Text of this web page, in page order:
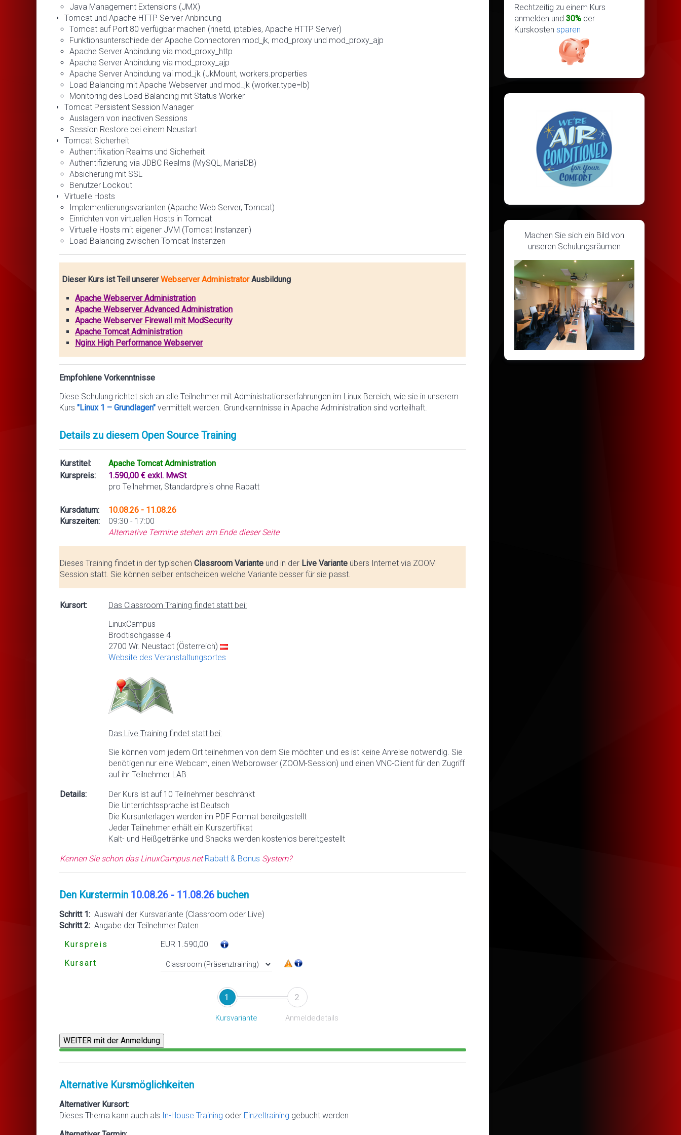
Java Management Extensions (JMX)
Tomcat und Apache HTTP Server Anbindung
Tomcat auf Port 80 verfügbar machen (rinetd, iptables, Apache HTTP Server)
Funktionsunterschiede der Apache Connectoren mod_jk, mod_proxy und mod_proxy_ajp
Apache Server Anbindung via mod_proxy_http
Apache Server Anbindung via mod_proxy_ajp
Apache Server Anbindung vai mod_jk (JkMount, workers.properties
Load Balancing mit Apache Webserver und mod_jk (worker.type=lb)
Monitoring des Load Balancing mit Status Worker
Tomcat Persistent Session Manager
Auslagern von inactiven Sessions
Session Restore bei einem Neustart
Tomcat Sicherheit
Authentifikation Realms und Sicherheit
Authentifizierung via JDBC Realms (MySQL, MariaDB)
Absicherung mit SSL
Benutzer Lockout
Virtuelle Hosts
Implementierungsvarianten (Apache Web Server, Tomcat)
Einrichten von virtuellen Hosts in Tomcat
Virtuelle Hosts mit eigener JVM (Tomcat Instanzen)
Load Balancing zwischen Tomcat Instanzen
Dieser Kurs ist Teil unsererWebserver AdministratorAusbildung
Apache Webserver Administration
Apache Webserver Advanced Administration
Apache Webserver Firewall mit ModSecurity
Apache Tomcat Administration
Nginx High Performance Webserver
Empfohlene Vorkenntnisse
Diese Schulung richtet sich an alle Teilnehmer mit Administrationserfahrungen im Linux Bereich, wie sie in unserem
Kurs "Linux 1 – Grundlagen" vermittelt werden. Grundkenntnisse in Apache Administration sind vorteilhaft.
Details zu diesem Open Source Training
Kurstitel:
Apache Tomcat Administration
Kurspreis:
1.590,00 € exkl. MwSt
pro Teilnehmer, Standardpreis ohne Rabatt
Kursdatum:
Kurszeiten:
10.08.26 - 11.08.26
09:30 - 17:00
Alternative Termine stehen am Ende dieser Seite
Dieses Training findet in der typischen Classroom Variante und in der Live Variante übers Internet via ZOOM
Session statt. Sie können selber entscheiden welche Variante besser für sie passt.
Kursort:
Das Classroom Training findet statt bei:
LinuxCampus
Brodtischgasse 4
2700 Wr. Neustadt (Österreich)
Website des Veranstaltungsortes
Das Live Training findet statt bei:
Sie können vom jedem Ort teilnehmen von dem Sie möchten und es ist keine Anreise notwendig. Sie
benötigen nur eine Webcam, einen Webbrowser (ZOOM-Session) und einen VNC-Client für den Zugriff
auf ihr Teilnehmer LAB.
Details:
Der Kurs ist auf 10 Teilnehmer beschränkt
Die Unterrichtssprache ist Deutsch
Die Kursunterlagen werden im PDF Format bereitgestellt
Jeder Teilnehmer erhält ein Kurszertifikat
Kalt- und Heißgetränke und Snacks werden kostenlos bereitgestellt
Kennen Sie schon das LinuxCampus.netRabatt & Bonus System?
Den Kurstermin 10.08.26 - 11.08.26 buchen
Schritt 1: Auswahl der Kursvariante (Classroom oder Live)
Schritt 2: Angabe der Teilnehmer Daten
Kurspreis
EUR 1.590,00
Kursart
1
Kursvariante
2
Anmeldedetails
Alternative Kursmöglichkeiten
Alternativer Kursort:
Dieses Thema kann auch als In-House Training oder Einzeltraining gebucht werden
Rechtzeitig zu einem Kurs
anmelden und 30%der
Kurskosten sparen
Machen Sie sich ein Bild von
unseren Schulungsräumen